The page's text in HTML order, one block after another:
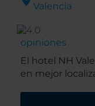
Valencia
opiniones
El hotel NH
en mejor